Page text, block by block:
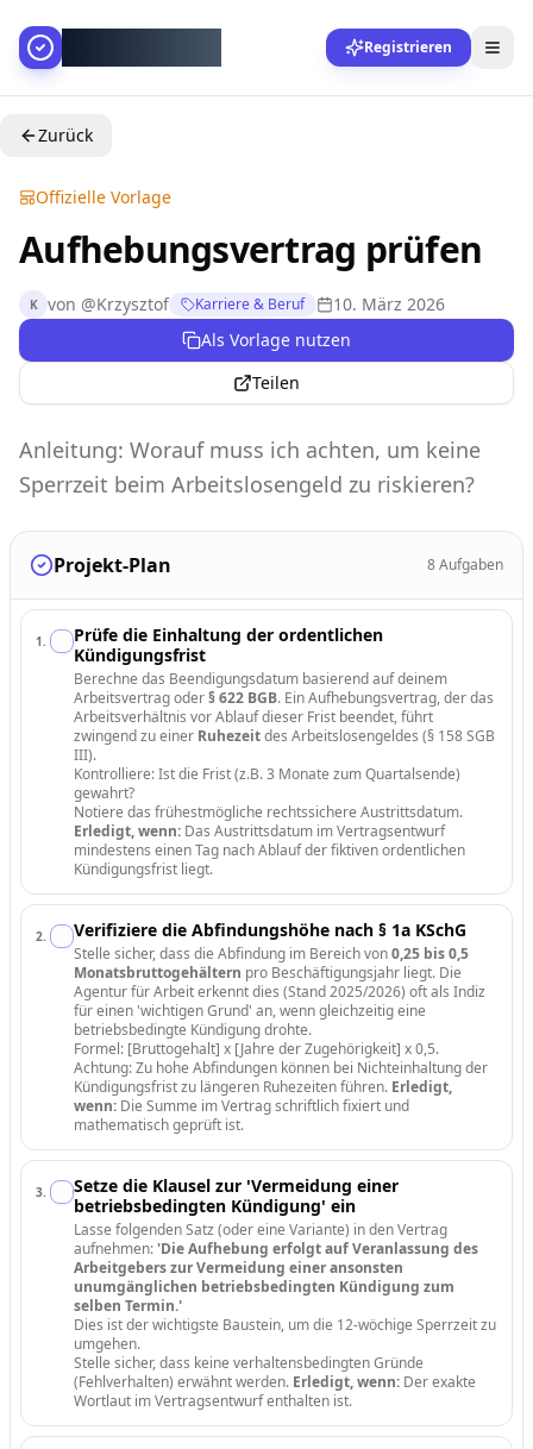
Registrieren
Zurück
Offizielle Vorlage
Aufhebungsvertrag prüfen
K von @Krzysztof Karriere & Beruf
10. März 2026
Als Vorlage nutzen
Teilen
Anleitung: Worauf muss ich achten, um keine
Sperrzeit beim Arbeitslosengeld zu riskieren?
Projekt-Plan 8Aufgaben
1 .
Prüfe die Einhaltung der ordentlichen
Kündigungsfrist
Berechne das Beendigungsdatum basierend auf deinem
Arbeitsvertrag oder§ 622 BGB. Ein Aufhebungsvertrag, der das
Arbeitsverhältnis vor Ablauf dieser Frist beendet, führt
zwingend zu einer Ruhezeitdes Arbeitslosengeldes (§ 158 SGB
III).
Kontrolliere: Ist die Frist (z.B. 3 Monate zum Quartalsende)
gewahrt?
Notiere das frühestmögliche rechtssichere Austrittsdatum.
Erledigt, wenn: Das Austrittsdatum im Vertragsentwurf
mindestens einen Tag nach Ablauf der fiktiven ordentlichen
Kündigungsfrist liegt.
2. Verifiziere die Abfindungshöhe nach § 1a KSchG
Stelle sicher, dass die Abfindung im Bereich von0,25 bis 0,5
Monatsbruttogehältern pro Beschäftigungsjahr liegt. Die
Agentur für Arbeit erkennt dies (Stand 2025/2026) oft als Indiz
für einen 'wichtigen Grund' an, wenn gleichzeitig eine
betriebsbedingte Kündigung drohte.
Formel: [Bruttogehalt] x [Jahre der Zugehörigkeit] x 0,5.
Achtung: Zu hohe Abfindungen können bei Nichteinhaltung der
Kündigungsfrist zu längeren Ruhezeiten führen. Erledigt,
wenn: Die Summe im Vertrag schriftlich fixiert und
mathematisch geprüft ist.
3.
Setze die Klausel zur 'Vermeidung einer
betriebsbedingten Kündigung' ein
Lasse folgenden Satz (oder eine Variante) in den Vertrag
aufnehmen:'Die Aufhebung erfolgt auf Veranlassung des
Arbeitgebers zur Vermeidung einer ansonsten
unumgänglichen betriebsbedingten Kündigung zum
selben Termin.'
Dies ist der wichtigste Baustein, um die 12-wöchige Sperrzeit zu
umgehen.
Stelle sicher, dass keine verhaltensbedingten Gründe
(Fehlverhalten) erwähnt werden. Erledigt, wenn: Der exakte
Wortlaut im Vertragsentwurf enthalten ist.